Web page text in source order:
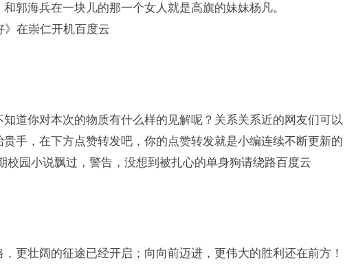
郭海兵在一块儿的那一个女人就是高旗的妹妹杨凡。
在崇仁开机百度云
道你对本次的物质有什么样的见解呢？关系关系近的网友们可以
手，在下方点赞转发吧，你的点赞转发就是小编连续不断更新的
校园小说飘过，警告，没想到被扎心的单身狗请绕路百度云
更壮阔的征途已经开启；向向前迈进，更伟大的胜利还在前方！